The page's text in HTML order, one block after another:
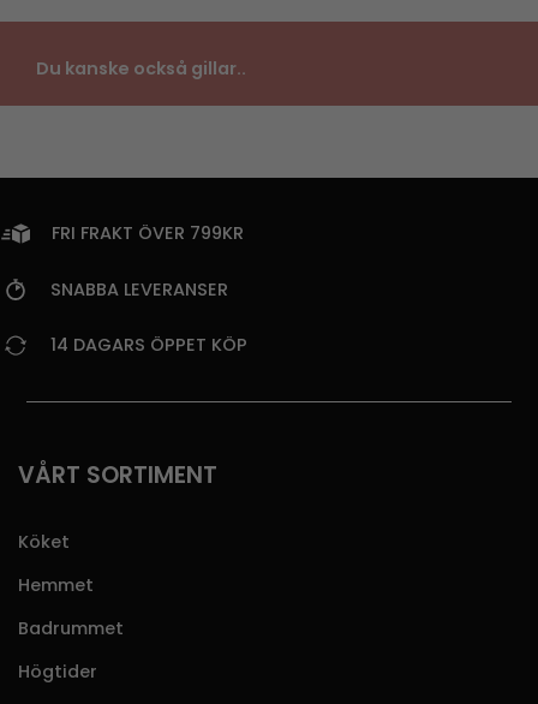
Du kanske också gillar..
FRI FRAKT ÖVER 799KR
SNABBA LEVERANSER
14 DAGARS ÖPPET KÖP
VÅRT SORTIMENT
Köket
Hemmet
Badrummet
Högtider